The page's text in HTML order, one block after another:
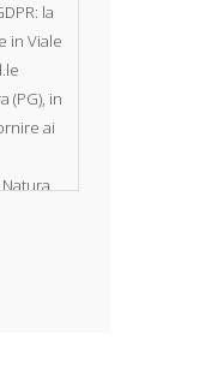
la
in Viale
(PG), in
ai